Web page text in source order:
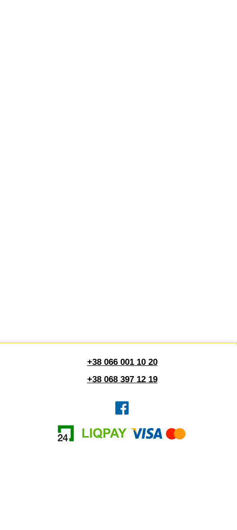
+38 066 001 10 20
+38 068 397 12 19